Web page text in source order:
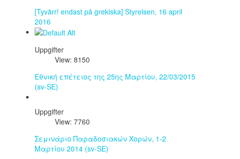
[Tyvärr! endast på grekiska] Styrelsen, 16 april
2016
Uppgifter
View: 8150
Εθνική επέτειος της 25ης Μαρτίου, 22/03/2015
(sv-SE)
Uppgifter
View: 7760
Σεμινάριο Παραδοσιακών Χορών, 1-2
Μαρτίου 2014 (sv-SE)